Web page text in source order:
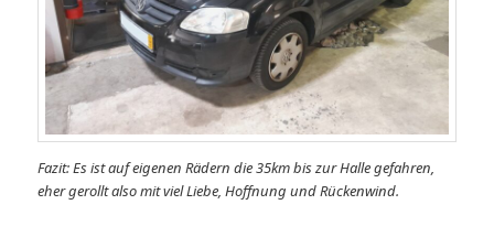
Fazit: Es ist auf eigenen Rädern die 35km bis zur Halle gefahren,
eher gerollt also mit viel Liebe, Hoffnung und Rückenwind.